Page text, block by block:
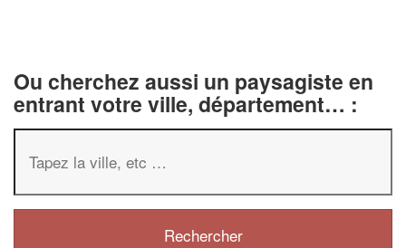
Ou cherchez aussi un paysagiste en
entrant votre ville, département… :